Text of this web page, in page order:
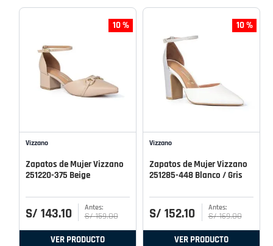
10 %
Vizzano
Zapatos de Mujer Vizzano
251220-375 Beige
S/ 143.10 S/ 159.00
VER PRODUCTO
10 %
Vizzano
Zapatos de Mujer Vizzano
251285-448 Blanco / Gris
S/ 152.10 S/ 169.00
VER PRODUCTO